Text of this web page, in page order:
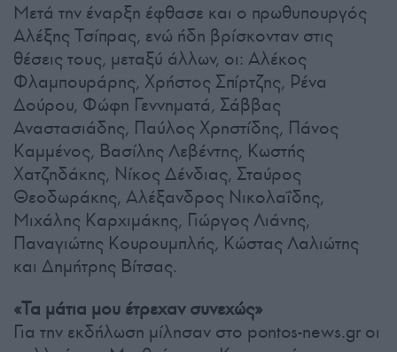
Μετά την έναρξη έφθασε και ο πρωθυπουργός
Αλέξης Τσίπρας, ενώ ήδη βρίσκονταν στις
θέσεις τους, μεταξύ άλλων, οι: Αλέκος
Φλαμπουράρης, Χρήστος Σπίρτζης, Ρένα
Δούρου, Φώφη Γεννηματά, Σάββας
Αναστασιάδης, Παύλος Χρηστίδης, Πάνος
Καμμένος, Βασίλης Λεβέντης, Κωστής
Χατζηδάκης, Νίκος Δένδιας, Σταύρος
Θεοδωράκης, Αλέξανδρος Νικολαΐδης,
Μιχάλης Καρχιμάκης, Γιώργος Λιάνης,
Παναγιώτης Κουρουμπλής, Κώστας Λαλιώτης
και Δημήτρης Βίτσας.
«Τα μάτια μου έτρεχαν συνεχώς»
Για την εκδήλωση μίλησαν στο pontos-news.gr οι